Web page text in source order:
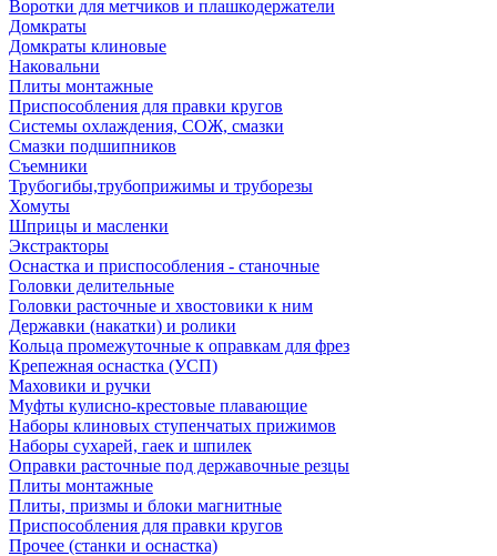
Воротки для метчиков и плашкодержатели
Домкраты
Домкраты клиновые
Наковальни
Плиты монтажные
Приспособления для правки кругов
Системы охлаждения, СОЖ, смазки
Смазки подшипников
Съемники
Трубогибы,трубоприжимы и труборезы
Хомуты
Шприцы и масленки
Экстракторы
Оснастка и приспособления - станочные
Головки делительные
Головки расточные и хвостовики к ним
Державки (накатки) и ролики
Кольца промежуточные к оправкам для фрез
Крепежная оснастка (УСП)
Маховики и ручки
Муфты кулисно-крестовые плавающие
Наборы клиновых ступенчатых прижимов
Наборы сухарей, гаек и шпилек
Оправки расточные под державочные резцы
Плиты монтажные
Плиты, призмы и блоки магнитные
Приспособления для правки кругов
Прочее (станки и оснастка)